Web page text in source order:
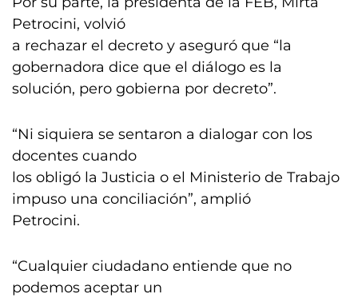
Petrocini, volvió
a rechazar el decreto y aseguró que “la
gobernadora dice que el diálogo es la
solución, pero gobierna por decreto”.
“Ni siquiera se sentaron a dialogar con los
docentes cuando
los obligó la Justicia o el Ministerio de Trabajo
impuso una conciliación”, amplió
Petrocini.
“Cualquier ciudadano entiende que no
podemos aceptar un